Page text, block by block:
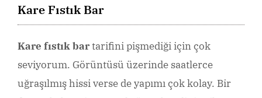
Kare Fıstık Bar
Kare fıstık bartarifini pişmediği için çok
seviyorum. Görüntüsü üzerinde saatlerce
uğraşılmış hissi verse de yapımı çok kolay. Bir